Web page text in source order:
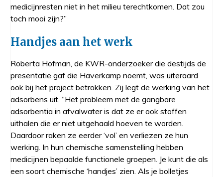
medicijnresten niet in het milieu terechtkomen. Dat zou
toch mooi zijn?”
Handjes aan het werk
Roberta Hofman, de KWR-onderzoeker die destijds de
presentatie gaf die Haverkamp noemt, was uiteraard
ook bij het project betrokken. Zij legt de werking van het
adsorbens uit. “Het probleem met de gangbare
adsorbentia in afvalwater is dat ze er ook stoffen
uithalen die er niet uitgehaald hoeven te worden.
Daardoor raken ze eerder ‘vol’ en verliezen ze hun
werking. In hun chemische samenstelling hebben
medicijnen bepaalde functionele groepen. Je kunt die als
een soort chemische ‘handjes’ zien. Als je bolletjes